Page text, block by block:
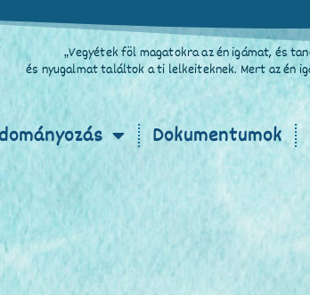
„Vegyétek föl magatokra az én igámat, és
és nyugalmat találtok a ti lelkeiteknek. Mert az én
Dokumentumok